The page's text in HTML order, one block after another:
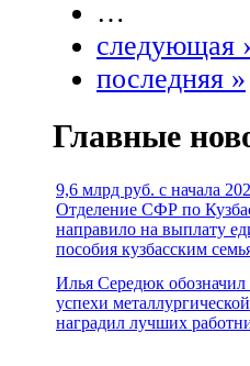
…
следующая ›
последняя »
Главные
9,6 млрд руб. с начала
Отделение СФР по
направило на выплату
пособия кузбасским
Илья Середюк обозначил
успехи
наградил лучших